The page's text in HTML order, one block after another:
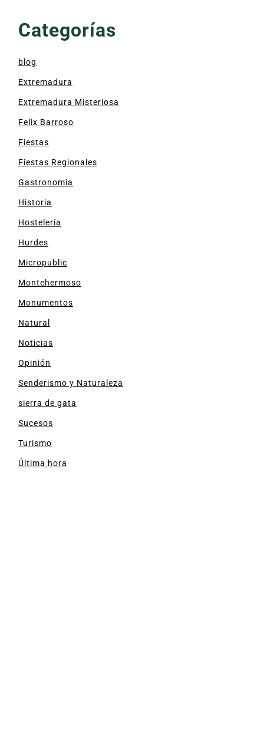
Categorías
blog
Extremadura
Extremadura Misteriosa
Felix Barroso
Fiestas
Fiestas Regionales
Gastronomía
Historia
Hostelería
Hurdes
Micropublic
Montehermoso
Monumentos
Natural
Noticias
Opinión
Senderismo y Naturaleza
sierra de gata
Sucesos
Turismo
Última hora